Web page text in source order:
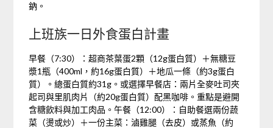
鈉。
上班族一日外食蛋白計畫
早餐（7:30）：超商茶葉蛋2顆（12g蛋白質）＋無糖豆
漿1瓶（400ml，約16g蛋白質）＋地瓜一條（約3g蛋白
質）。總蛋白質約31g。或選擇早餐店：兩片全麥吐司夾
起司與里肌肉片（約20g蛋白質）配黑咖啡。重點是避開
含糖飲料與加工肉品。午餐（12:00）：自助餐選兩份蔬
菜（燙或炒）＋一份主菜：滷雞腿（去皮）或蒸魚（約